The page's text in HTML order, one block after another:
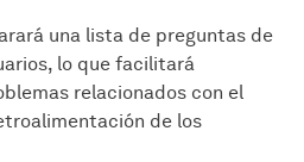
una lista de preguntas de
lo que facilitará
relacionados con el
de los